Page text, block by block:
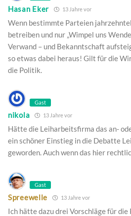
Hasan Eker 13 Jahre vor
Wenn bestimmte Parteien
betreiben und nur „Wimpel uns
Verwand – und Bekanntschaft
so etwas dabei heraus! Gilt für die
die Politik.
Gast
nikola 13 Jahre vor
Hätte die Leiharbeitsfirma das an-
ein schöner Einstieg in die Debatte
geworden. Auch wenn das hier
Gast
Spreewelle 13 Jahre vor
Ich hätte dazu drei Vorschläge für die